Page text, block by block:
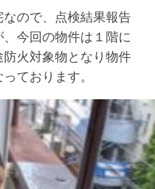
ので、点検結果報告
今回の物件は１階に
火対象物となり物件
ております。